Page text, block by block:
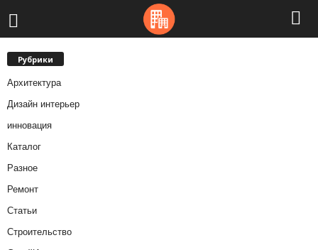
Рубрики
Архитектура
Дизайн интерьер
инновация
Каталог
Разное
Ремонт
Статьи
Строительство